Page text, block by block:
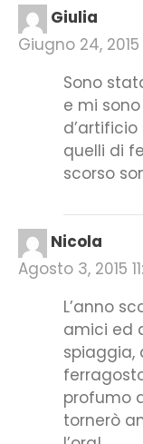
Giulia
Giugno 24,
Sono
e mi
quelli di
scorso
Nicola
Agosto 3, 2015
L’anno
amici ed
spiaggia,
profumo
tornerò